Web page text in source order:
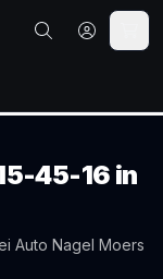
45-16 in
Auto Nagel Moers